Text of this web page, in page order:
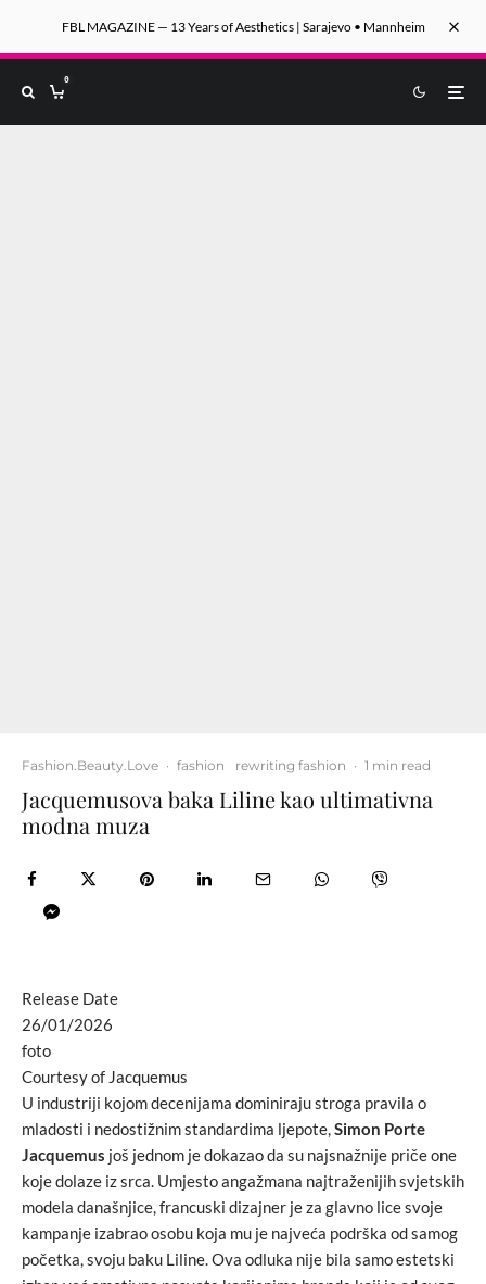
FBL MAGAZINE — 13 Years of Aesthetics | Sarajevo • Mannheim
0
Fashion.Beauty.Love · fashion rewriting fashion · 1 min read
Jacquemusova baka Liline kao ultimativna
modna muza
Release Date
26/01/2026
foto
Courtesy of Jacquemus
U industriji kojom decenijama dominiraju stroga pravila o
mladosti i nedostižnim standardima ljepote,Simon Porte
Jacquemus još jednom je dokazao da su najsnažnije priče one
koje dolaze iz srca. Umjesto angažmana najtraženijih svjetskih
modela današnjice, francuski dizajner je za glavno lice svoje
kampanje izabrao osobu koja mu je najveća podrška od samog
početka, svoju baku Liline. Ova odluka nije bila samo estetski